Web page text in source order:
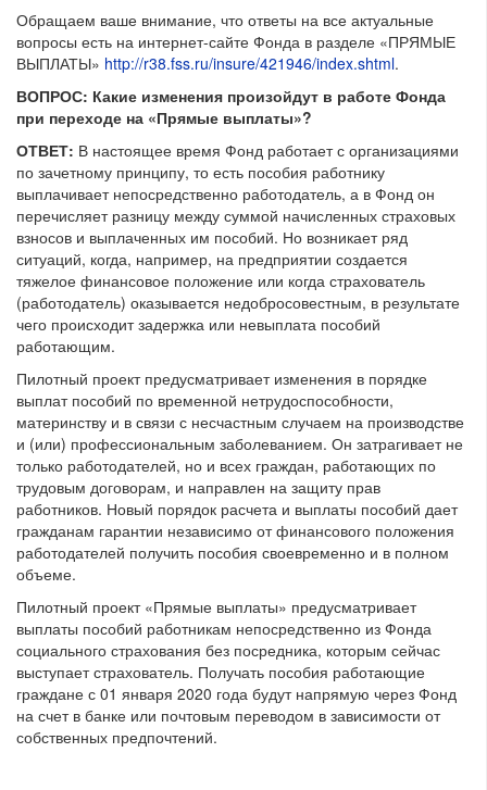
Обращаем ваше внимание, что ответы на все актуальные
вопросы есть на интернет-сайте Фонда в разделе «ПРЯМЫЕ
ВЫПЛАТЫ» http://r38.fss.ru/insure/421946/index.shtml.
ВОПРОС: Какие изменения произойдут в работе Фонда
при переходе на «Прямые выплаты»?
ОТВЕТ: В настоящее время Фонд работает с организациями
по зачетному принципу, то есть пособия работнику
выплачивает непосредственно работодатель, а в Фонд он
перечисляет разницу между суммой начисленных страховых
взносов и выплаченных им пособий. Но возникает ряд
ситуаций, когда, например, на предприятии создается
тяжелое финансовое положение или когда страхователь
(работодатель) оказывается недобросовестным, в результате
чего происходит задержка или невыплата пособий
работающим.
Пилотный проект предусматривает изменения в порядке
выплат пособий по временной нетрудоспособности,
материнству и в связи с несчастным случаем на производстве
и (или) профессиональным заболеванием. Он затрагивает не
только работодателей, но и всех граждан, работающих по
трудовым договорам, и направлен на защиту прав
работников. Новый порядок расчета и выплаты пособий дает
гражданам гарантии независимо от финансового положения
работодателей получить пособия своевременно и в полном
объеме.
Пилотный проект «Прямые выплаты» предусматривает
выплаты пособий работникам непосредственно из Фонда
социального страхования без посредника, которым сейчас
выступает страхователь. Получать пособия работающие
граждане с 01 января 2020 года будут напрямую через Фонд
на счет в банке или почтовым переводом в зависимости от
собственных предпочтений.